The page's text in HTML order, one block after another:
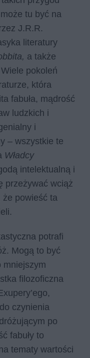
tu być na
J.R.R.
literatury
a także
Wiele pokoleń
która
fabuła, mądrość
ludzkich i
i
– wszystkie te
Władcy
intelektualną i
przeżywać wciąż
powieść ta
potrafi
Mogą to być
mniejszym
filozoficzna
czynienia
po
fabuły to
tematy wartości